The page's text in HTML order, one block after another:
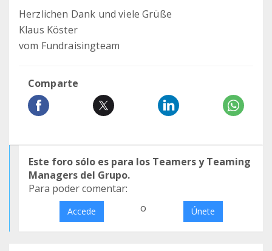
Herzlichen Dank und viele Grüße
Klaus Köster
vom Fundraisingteam
Comparte
Este foro sólo es para los Teamers y Teaming
Managers del Grupo.
Para poder comentar:
Accede o Únete